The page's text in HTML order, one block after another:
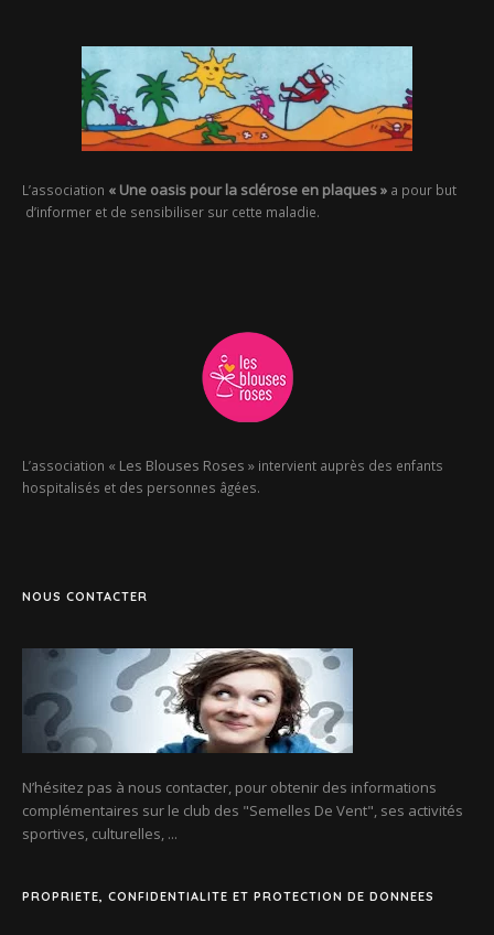
L’association « Une oasis pour la sclérose en plaques » a pour but
d’informer et de sensibiliser sur cette maladie.
L’association « Les Blouses Roses » intervient auprès des enfants
hospitalisés et des personnes âgées.
NOUS CONTACTER
N’hésitez pas à nous contacter, pour obtenir des informations
complémentaires sur le club des "Semelles De Vent", ses activités
sportives, culturelles, ...
PROPRIETE, CONFIDENTIALITE ET PROTECTION DE DONNEES